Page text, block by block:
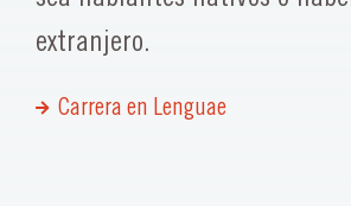
extranjero.
Carrera en Lenguae